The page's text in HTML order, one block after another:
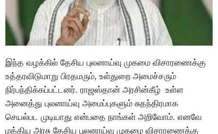
இந்த வழக்கில் தேசிய புலனாய்வு முகமை விசாரணைக்கு
உத்தரவிடுமாறு பிரதமரும், உள்துறை அமைச்சரும்
நிர்பந்திக்கப்பட்டனர். ராஜஸ்தான் அரசின்கீழ் உள்ள
அனைத்து புலனாய்வு அமைப்புகளும் சுதந்திரமாக
செயல்பட முடியாது என்பதை நாங்கள் அறிவோம். எனவே
மத்திய அரசு தேசிய புலனாய்வு முகமை விசாரணைக்கு